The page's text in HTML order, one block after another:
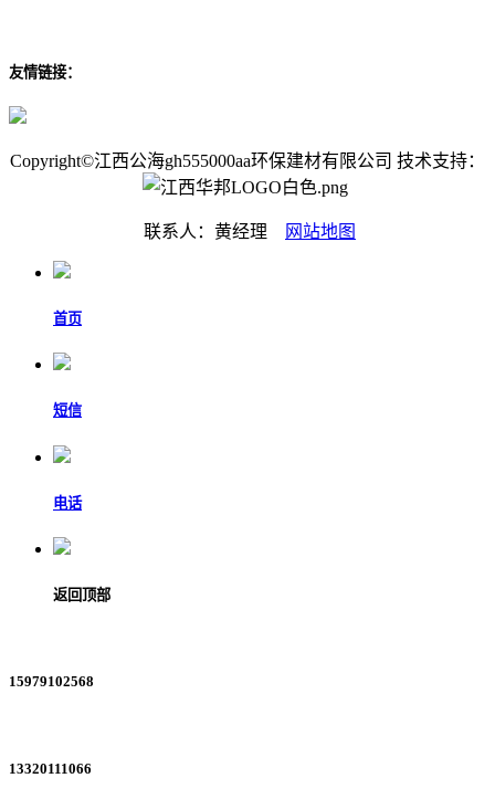
友情链接：
Copyright©江西公海gh555000aa环保建材有限公司 技术支持：
联系人：黄经理 网站地图
首页
短信
电话
返回顶部
15979102568
13320111066